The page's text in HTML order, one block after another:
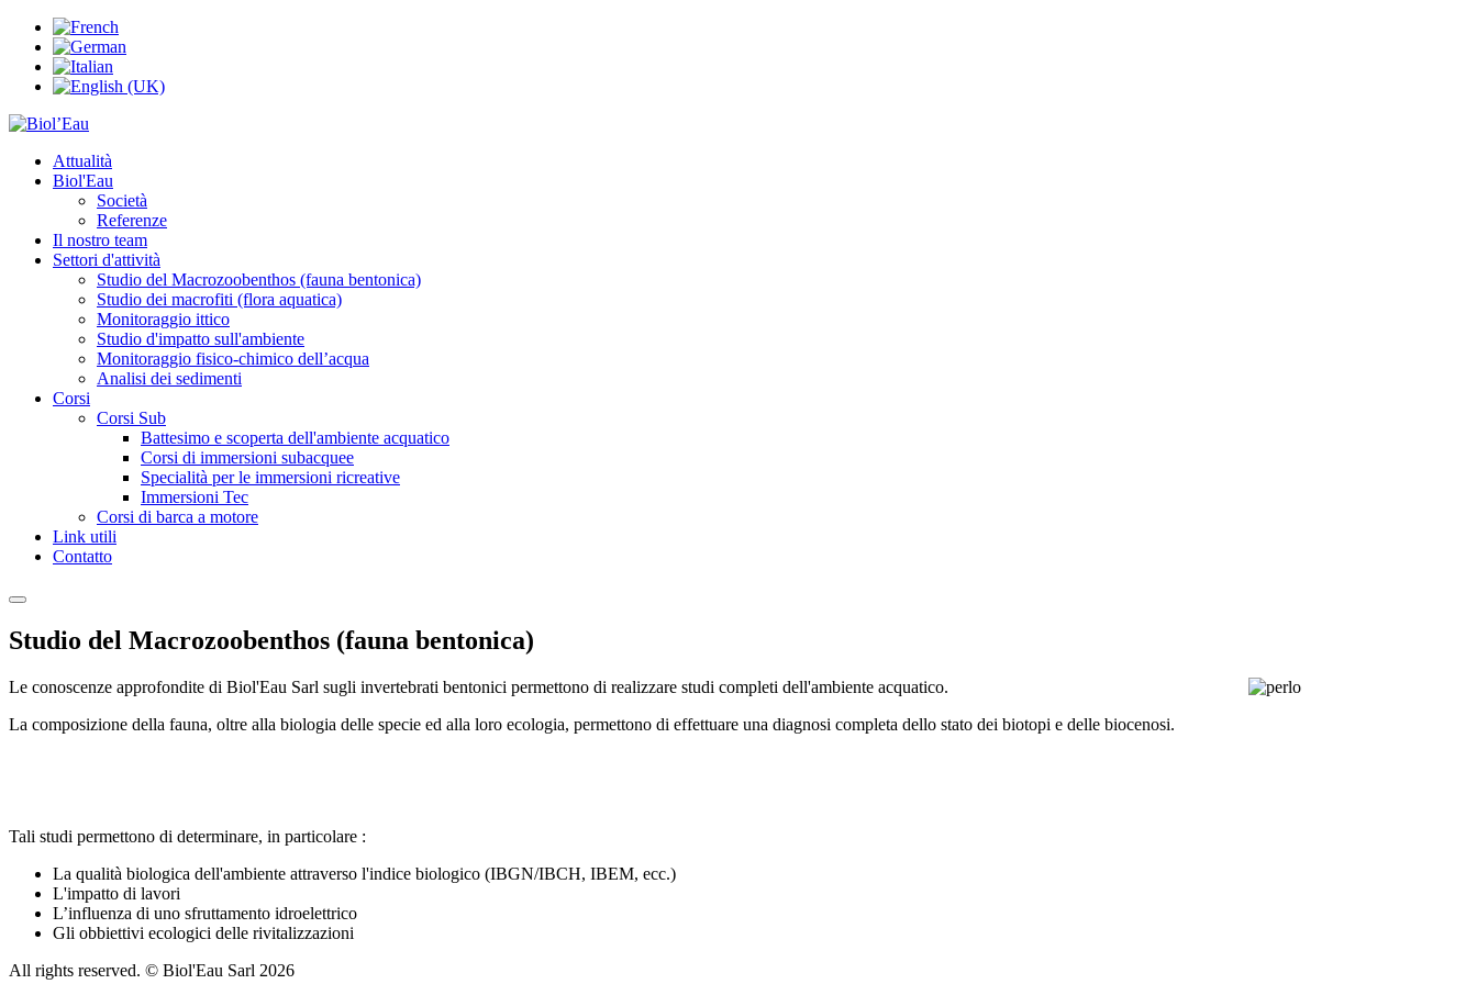
Attualità
Biol'Eau
Società
Referenze
Il nostro team
Settori d'attività
Studio del Macrozoobenthos (fauna bentonica)
Studio dei macrofiti (flora aquatica)
Monitoraggio ittico
Studio d'impatto sull'ambiente
Monitoraggio fisico-chimico dell’acqua
Analisi dei sedimenti
Corsi
Corsi Sub
Battesimo e scoperta dell'ambiente acquatico
Corsi di immersioni subacquee
Specialità per le immersioni ricreative
Immersioni Tec
Corsi di barca a motore
Link utili
Contatto
Studio del Macrozoobenthos (fauna bentonica)
Le conoscenze approfondite di Biol'Eau Sarl sugli invertebrati bentonici permettono di realizzare studi completi dell'ambiente acquatico.
La composizione della fauna, oltre alla biologia delle specie ed alla loro ecologia, permettono di effettuare una diagnosi completa dello stato dei biotopi e delle biocenosi.
Tali studi permettono di determinare, in particolare :
La qualità biologica dell'ambiente attraverso l'indice biologico (IBGN/IBCH, IBEM, ecc.)
L'impatto di lavori
L’influenza di uno sfruttamento idroelettrico
Gli obbiettivi ecologici delle rivitalizzazioni
All rights reserved. © Biol'Eau Sarl 2026